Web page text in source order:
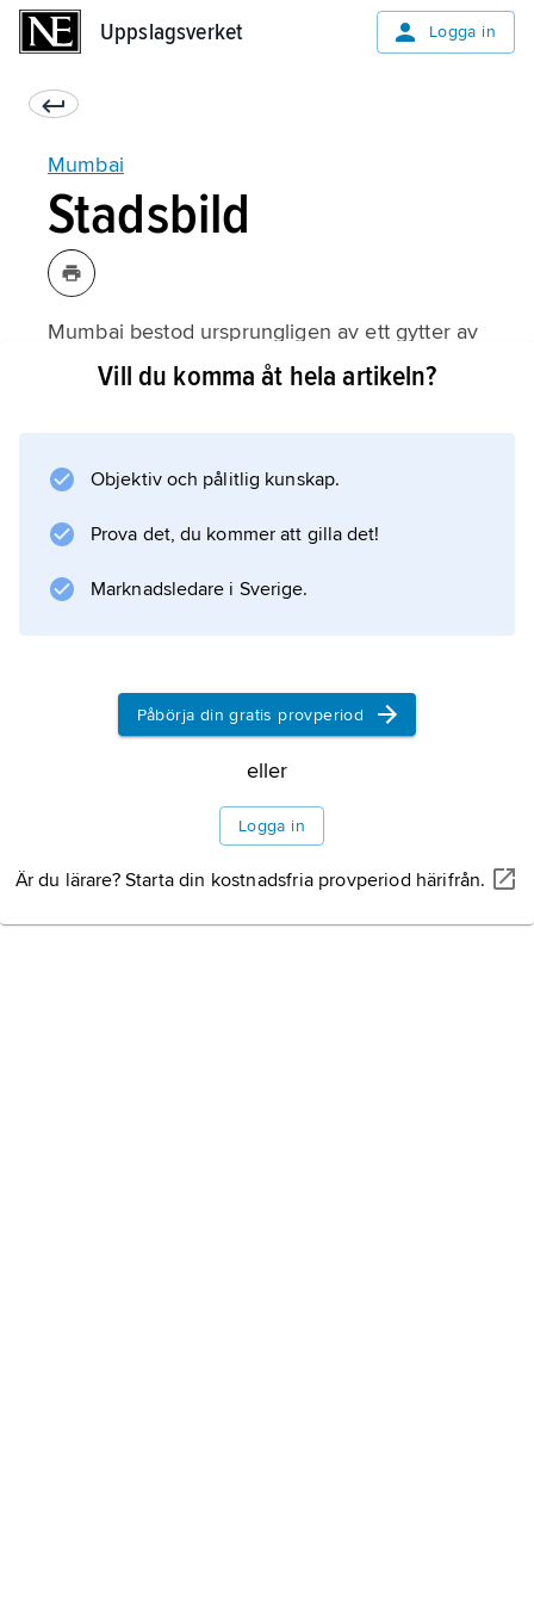
Uppslagsverket Logga in
Mumbai
Stadsbild
Mumbai bestod ursprungligen av ett gytter av
småöar, som numera är förenade och har
centrala delarna präglas av blandad
bebyggelse, där bland annat kolonialtidens
nygotisk
Information om artikeln
Vill du komma åt hela artikeln?
Objektiv och pålitlig kunskap.
Prova det, du kommer att gilla det!
Marknadsledare i Sverige.
Påbörja din gratis provperiod
eller
Logga in
Är du lärare? Starta din kostnadsfria provperiod härifrån.